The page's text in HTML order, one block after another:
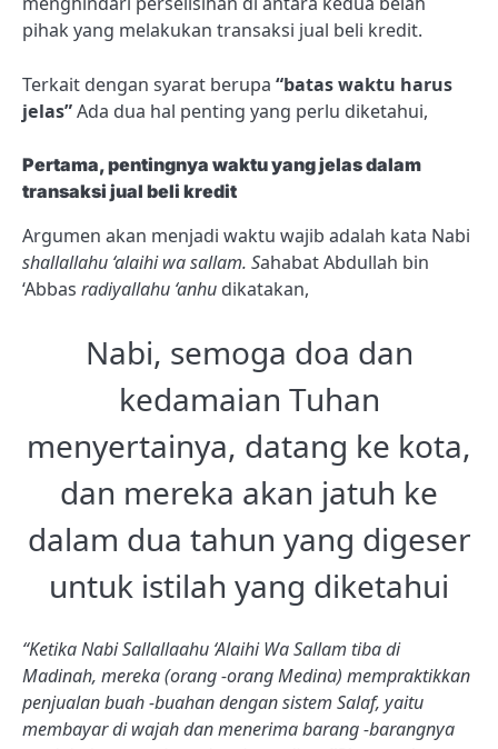
pihak yang melakukan transaksi jual beli kredit.
Terkait dengan syarat berupa “batas waktu harus
jelas”Ada dua hal penting yang perlu diketahui,
Pertama, pentingnya waktu yang jelas dalam
transaksi jual beli kredit
Argumen akan menjadi waktu wajib adalah kata Nabi
shallallahu ‘alaihi wa sallam. Sahabat Abdullah bin
‘Abbas radiyallahu ‘anhu dikatakan,
Nabi, semoga doa dan
kedamaian Tuhan
menyertainya, datang ke kota,
dan mereka akan jatuh ke
dalam dua tahun yang digeser
untuk istilah yang diketahui
“Ketika Nabi Sallallaahu ‘Alaihi Wa Sallam tiba di
Madinah, mereka (orang -orang Medina) mempraktikkan
penjualan buah -buahan dengan sistem Salaf, yaitu
membayar di wajah dan menerima barang -barangnya